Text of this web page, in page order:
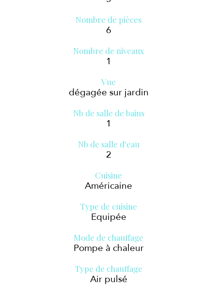
Nombre de pièces
6
Nombre de niveaux
1
Vue
dégagée sur jardin
Nb de salle de bains
1
Nb de salle d'eau
2
Cuisine
Américaine
Type de cuisine
Equipée
Mode de chauffage
Pompe à chaleur
Type de chauffage
Air pulsé